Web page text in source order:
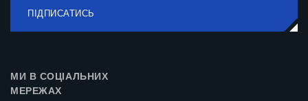
ПІДПИСАТИСЬ
МИ В СОЦІАЛЬНИХ
МЕРЕЖАХ